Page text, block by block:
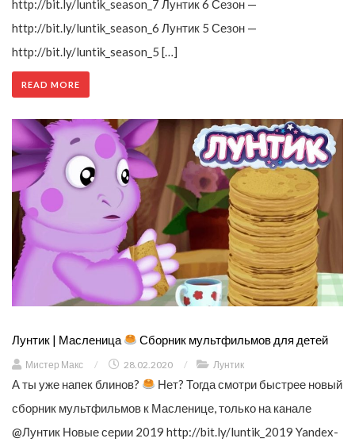
http://bit.ly/luntik_season_7 Лунтик 6 Сезон —
http://bit.ly/luntik_season_6 Лунтик 5 Сезон —
http://bit.ly/luntik_season_5 […]
READ MORE
Лунтик | Масленица Сборник мультфильмов для детей
Мистер Макс / 28.02.2020 / Лунтик
А ты уже напек блинов?
Нет? Тогда смотри быстрее новый
сборник мультфильмов к Масленице, только на канале
@Лунтик Новые серии 2019 http://bit.ly/luntik_2019 Yandex-